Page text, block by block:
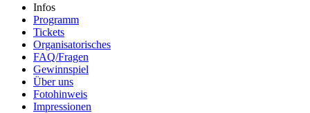
Infos
Programm
Tickets
Organisatorisches
FAQ/Fragen
Gewinnspiel
Über uns
Fotohinweis
Impressionen